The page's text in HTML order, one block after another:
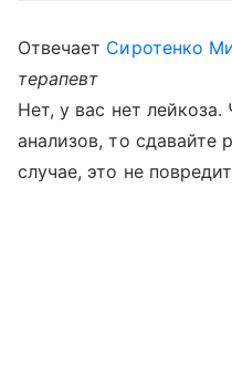
Отвечает Сиротенко
терапевт
Нет, у вас нет
анализов, то сдавайте
случае, это не